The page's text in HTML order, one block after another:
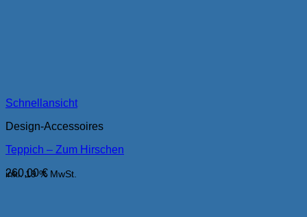
Schnellansicht
Design-Accessoires
Teppich – Zum Hirschen
260,00€
inkl. 19 % MwSt.